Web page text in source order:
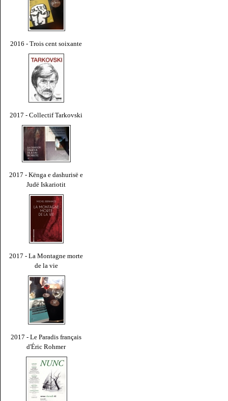
2016 - Trois cent soixante
2017 - Collectif Tarkovski
2017 - Kënga e dashurisë e
Judë Iskariotit
2017 - La Montagne morte
de la vie
2017 - Le Paradis français
d'Éric Rohmer